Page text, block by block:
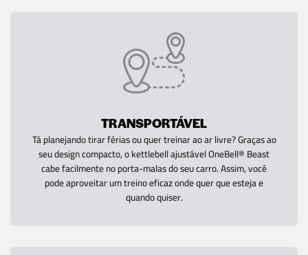
TRANSPORTÁVEL
Tá planejando tirar férias ou quer treinar ao ar livre? Graças ao
seu design compacto, o kettlebell ajustável OneBell® Beast
cabe facilmente no porta-malas do seu carro. Assim, você
pode aproveitar um treino eficaz onde quer que esteja e
quando quiser.